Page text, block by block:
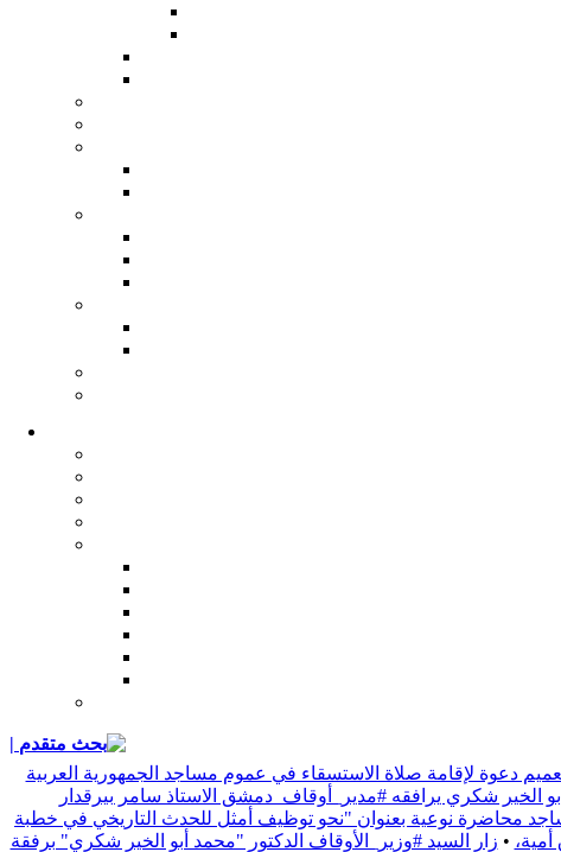
| بحث متقدم
دعوة لإقامة صلاة الاستسقاء في عموم مساجد الجمهورية العربية
الخير شكري يرافقه #مدير_أوقاف_دمشق الاستاذ سامر بيرقدار
محاضرة نوعية بعنوان "نحو توظيف أمثل للحدث التاريخي في خطبة
• زار السيد #وزير_الأوقاف الدكتور "محمد أبو الخير شكري" برفقة